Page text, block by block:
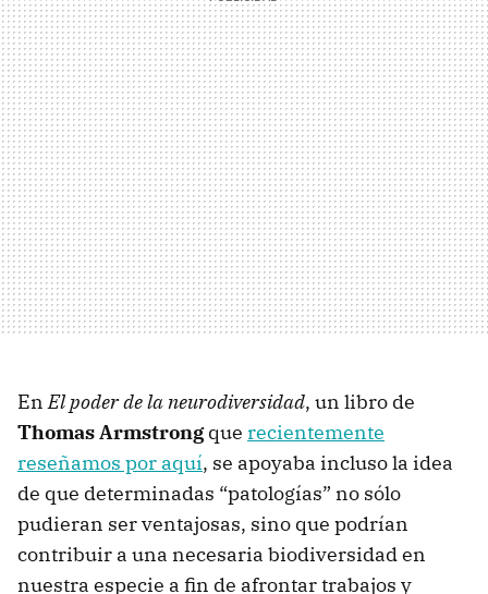
EnEl poder de la neurodiversidad, un libro de
Thomas Armstrongque recientemente
reseñamos por aquí, se apoyaba incluso la idea
de que determinadas “patologías” no sólo
pudieran ser ventajosas, sino que podrían
contribuir a una necesaria biodiversidad en
nuestra especie a fin de afrontar trabajos y